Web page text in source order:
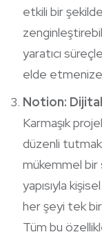
etkili bir
yaratıcı
elde etmenize
Notion:
Karmaşık
düzenli tutmak
mükemmel bir
yapısıyla
her şeyi tek
Tüm bu